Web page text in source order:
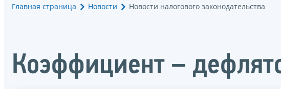
Главная страница Новости Новости налогового законодательства
Коэффициент –